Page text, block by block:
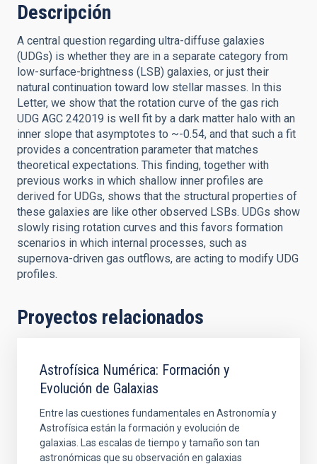
Descripción
A central question regarding ultra-diffuse galaxies
(UDGs) is whether they are in a separate category from
low-surface-brightness (LSB) galaxies, or just their
natural continuation toward low stellar masses. In this
Letter, we show that the rotation curve of the gas rich
UDG AGC 242019 is well fit by a dark matter halo with an
inner slope that asymptotes to ~-0.54, and that such a fit
provides a concentration parameter that matches
theoretical expectations. This finding, together with
previous works in which shallow inner profiles are
derived for UDGs, shows that the structural properties of
these galaxies are like other observed LSBs. UDGs show
slowly rising rotation curves and this favors formation
scenarios in which internal processes, such as
supernova-driven gas outflows, are acting to modify UDG
profiles.
Proyectos relacionados
Astrofísica Numérica: Formación y
Evolución de Galaxias
Entre las cuestiones fundamentales en Astronomía y
Astrofísica están la formación y evolución de
galaxias. Las escalas de tiempo y tamaño son tan
astronómicas que su observación en galaxias